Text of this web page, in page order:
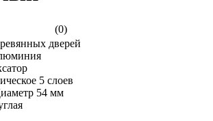
(0)
дверей
5 слоев
54 мм